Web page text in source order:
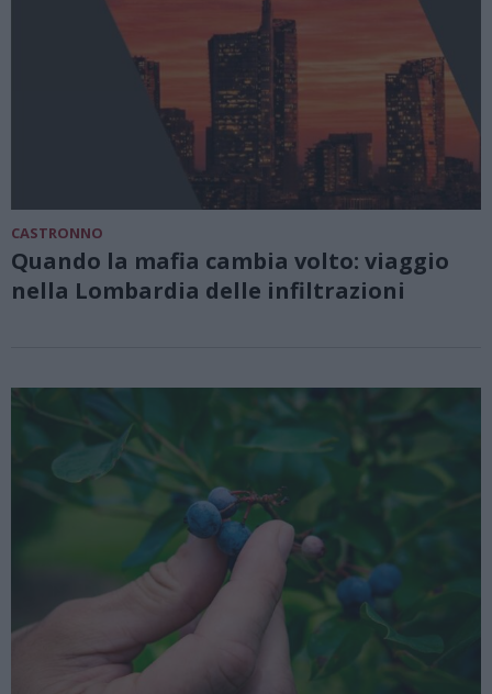
CASTRONNO
Quando la mafia cambia volto: viaggio
nella Lombardia delle infiltrazioni